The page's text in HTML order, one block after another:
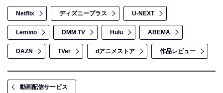
Netflix ディズニープラス U-NEXT
Lemino DMM TV Hulu ABEMA
DAZN TVer dアニメストア 作品レビュー
動画配信サービス